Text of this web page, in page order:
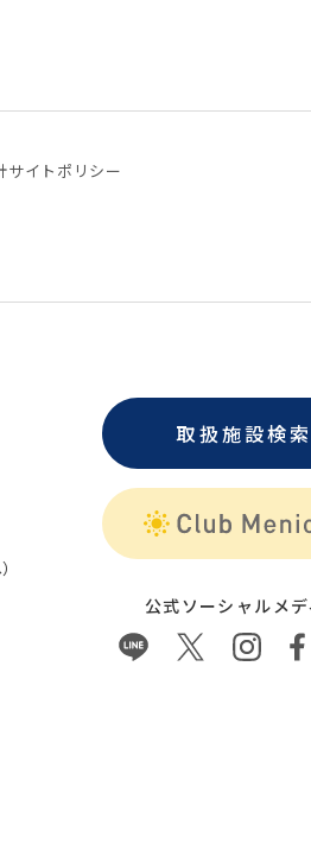
サイトポリシー
取扱施設検索
公式ソーシャルメデ